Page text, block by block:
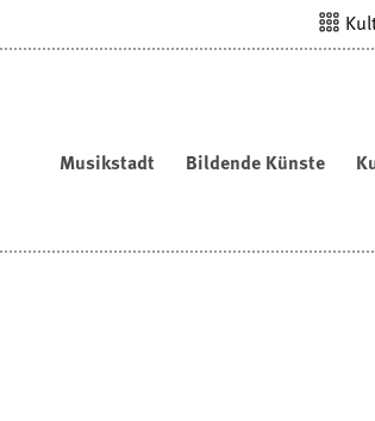
Musikstadt Bildende Künste